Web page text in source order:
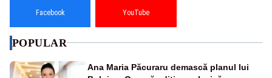
Facebook YouTube
POPULAR
Ana Maria Păcuraru demască planul lui